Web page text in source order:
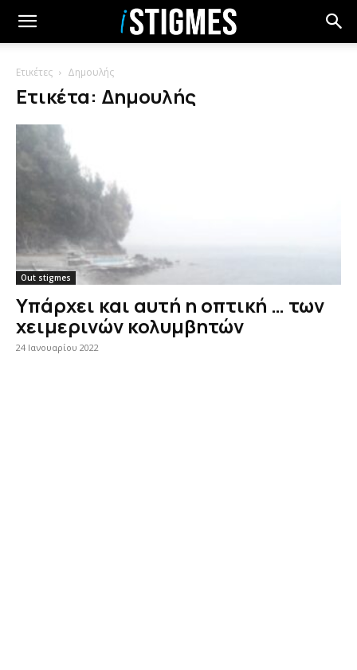
Ετικέτες Δημουλής
Ετικέτα: Δημουλής
Out stigmes
Υπάρχει και αυτή η οπτική … των
χειμερινών κολυμβητών
24 Ιανουαρίου 2022